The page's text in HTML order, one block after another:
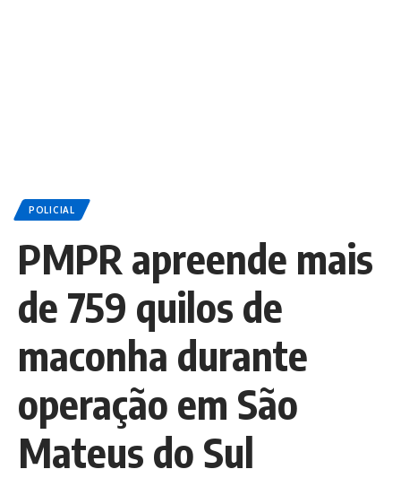
POLICIAL
PMPR apreende mais
de 759 quilos de
maconha durante
operação em São
Mateus do Sul